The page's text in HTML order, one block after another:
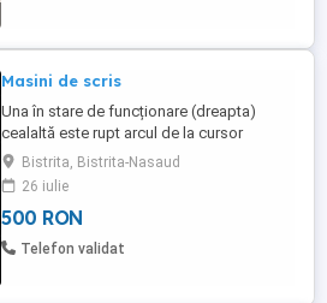
Masini de scris
Una în stare de funcționare (dreapta)
cealaltă este rupt arcul de la cursor
Bistrita, Bistrita-Nasaud
26 iulie
500 RON
Telefon validat